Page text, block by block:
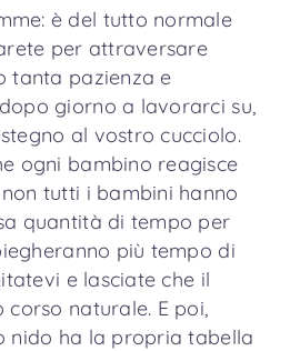
è del tutto normale
per attraversare
tanta pazienza e
giorno a lavorarci su,
al vostro cucciolo.
ogni bambino reagisce
tutti i bambini hanno
quantità di tempo per
più tempo di
e lasciate che il
naturale. E poi,
nido ha la propria tabella